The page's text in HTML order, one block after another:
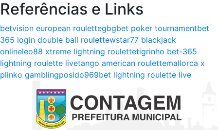
Referências e Links
betvision european roulettegbgbet poker tournamentbet
365 login double ball roulettewstar77 blackjack
onlineleo88 xtreme lightning roulettetigrinho bet-365
lightning roulette livetango american roulettemallorca x
plinko gamblingposido969bet lightning roulette live